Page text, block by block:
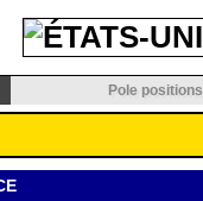
Pole positions